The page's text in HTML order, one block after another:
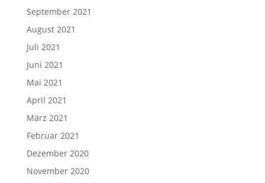
September 2021
August 2021
Juli 2021
Juni 2021
Mai 2021
April 2021
März 2021
Februar 2021
Dezember 2020
November 2020